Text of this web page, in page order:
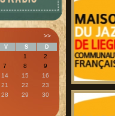
>>
V S D
1
2
7 8
9
14 15
16
21 22
23
28 29
30